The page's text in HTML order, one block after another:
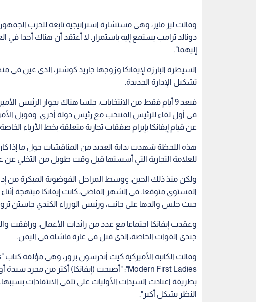
وقالت ليز ماير، وهي مستشارة استراتيجية تابعة للحزب
دونالد ترامب يستمع إليه باستمرار. لا أعتقد أن هناك أحدا في
إليهما".
السيطرة البارزة لإيفانكا وزوجها جاريد كوشنر، الذي عين
تشكيل الإدارة الجديدة.
فبعد 9 أيام فقط من الانتخابات، جلسا هناك بجوار الرئيس
في أول لقاء للرئيس المنتخب مع رئيس دولة أخرى. وقوبل الأمر
عن قيام إيفانكا بإبرام صفقات تجارية متعلقة بخط الأزياء الخاصة
هذه اللحظة شهدت بداية العديد من المناقشات حول ما إذا
للعلامة التجارية التي أسستها قبل وقت طويل من التخلي عن